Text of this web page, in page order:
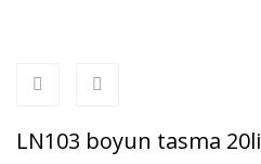
LN103 boyun tasma 20li